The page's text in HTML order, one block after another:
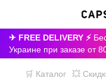
✈ FREE DELIVERY ⚡
Украине при заказе от
🛒 Каталог 💥